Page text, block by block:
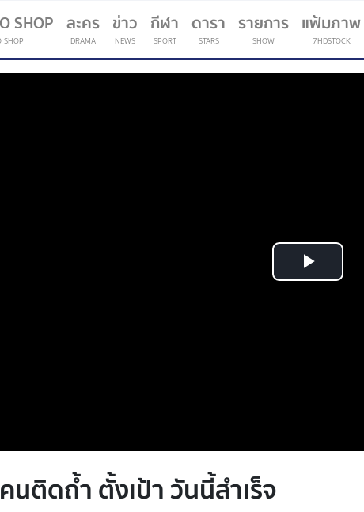
SHOP
SHOP
ละคร
DRAMA
ข่าว
NEWS
กีฬา
SPORT
(current)
ดารา
STARS
รายการ
SHOW
แฟ้มภาพ
7HDSTOCK
Play
นติดถ้ำ ตั้งเป้า วันนี้สำเร็จ